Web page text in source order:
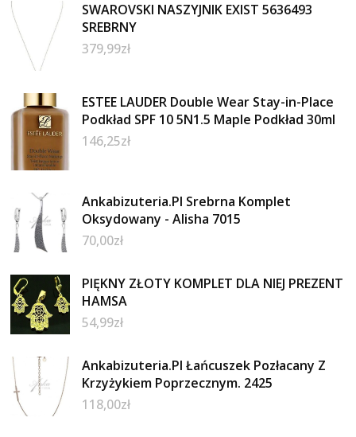
SWAROVSKI NASZYJNIK EXIST 5636493
SREBRNY
379,99zł
ESTEE LAUDER Double Wear Stay-in-Place
Podkład SPF 10 5N1.5 Maple Podkład 30ml
146,25zł
Ankabizuteria.Pl Srebrna Komplet
Oksydowany - Alisha 7015
70,00zł
PIĘKNY ZŁOTY KOMPLET DLA NIEJ PREZENT
HAMSA
54,99zł
Ankabizuteria.Pl Łańcuszek Pozłacany Z
Krzyżykiem Poprzecznym. 2425
118,00zł